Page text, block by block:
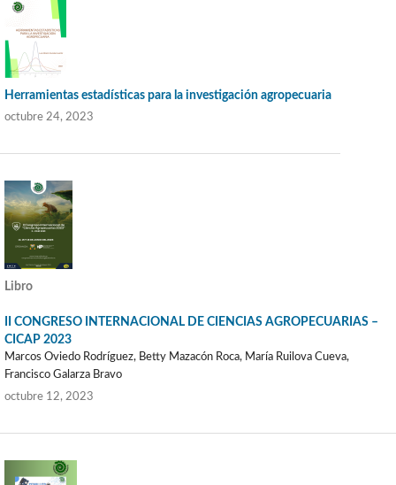
Herramientas estadísticas para la investigación agropecuaria
octubre 24, 2023
Libro
II CONGRESO INTERNACIONAL DE CIENCIAS AGROPECUARIAS –
CICAP 2023
Marcos Oviedo Rodríguez, Betty Mazacón Roca, María Ruilova Cueva,
Francisco Galarza Bravo
octubre 12, 2023